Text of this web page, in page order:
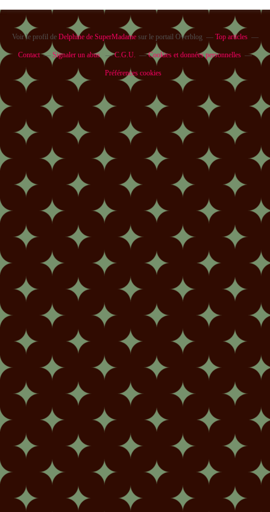
Voir le profil de Delphine de SuperMadamesur le portail Overblog Top articles
Contact Signaler un abus C.G.U. Cookies et données personnelles
Préférences cookies